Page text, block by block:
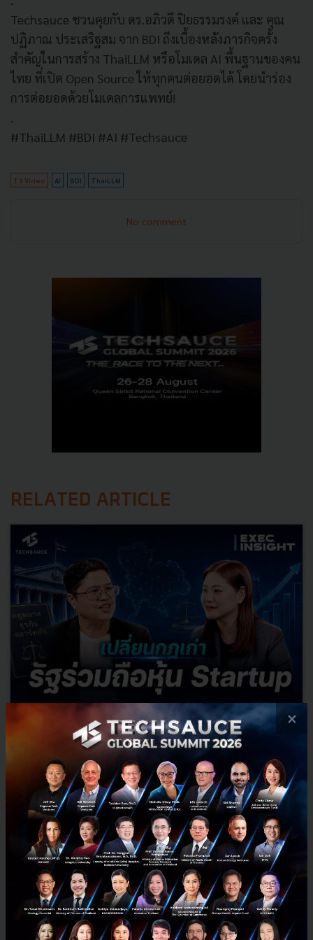
Techsauce ชวนคุยกับ ดร.อภิวดี ปิยธรรมรงค์ และ คุณ
ปฏิภาณ ประเสริฐสม จาก BDI ถึงเบื้องหลังภารกิจครั้ง
สำคัญในการสร้าง ThaiLLM หรือโมเดล AI พื้นฐานของคน
ไทย ที่เปิด Open Source ให้ทุกคนต่อยอดได้ โดยนำร่อง
การต่อยอดด้วยโมเดลการแพทย์!
.
#ThaiLLM #BDI #AI #Techsauce
TS Video AI BDI ThaiLLM
No comment
RELATED ARTICLE
เปลี่ยนกฎเก่า รัฐร่วมถือหุ้น Startup l Exec Insight.99
จากผู้ให้ทุน สู่ผู้ร่วมถือหุ้น.. NIA กำลังเปลี่ยนบทบาทครั้งสำคัญ หลังได้
รับอำนาจให้เข้าร่วมทุน ถือหุ้น และจัดตั้งกองทรัสต์เพื่อลงทุนในสตาร์ท
อัพได้เป็นครั้งแรก แต่ภาครัฐจะเลือกลงทุน...
สิงหาคม 3, 2026| By Techsauce Team
TS Video NIA Startup investment
×